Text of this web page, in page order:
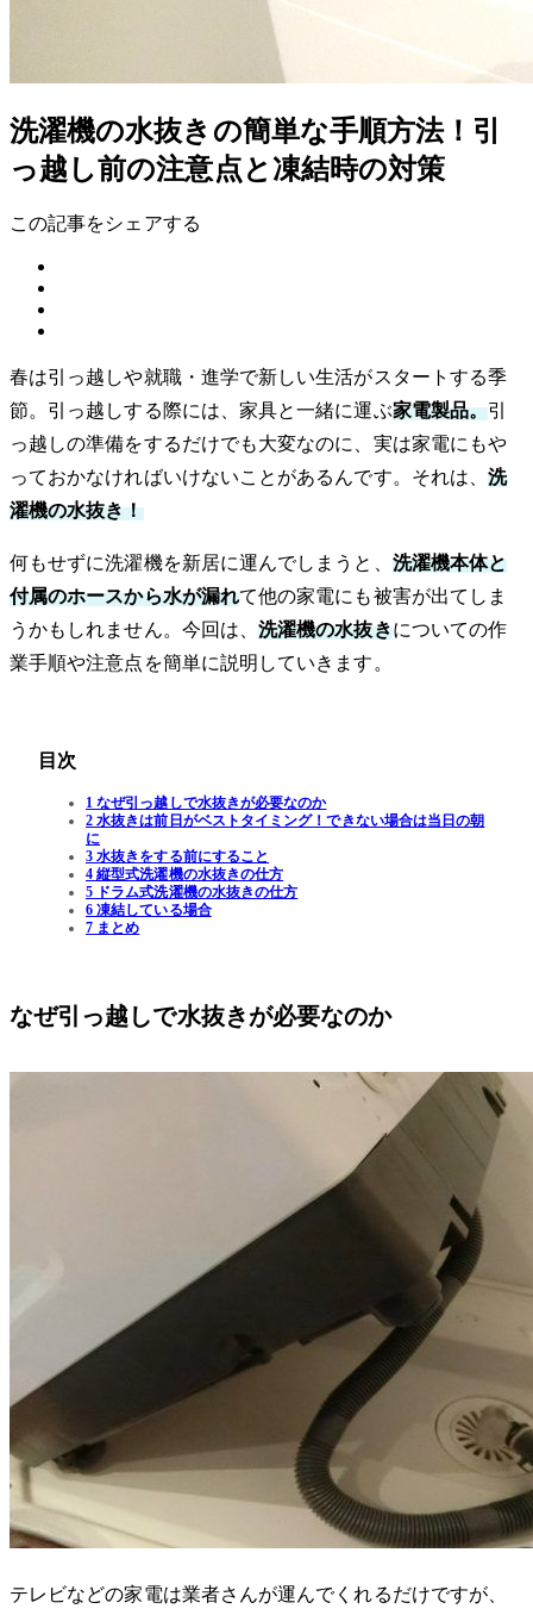
洗濯機の水抜きの簡単な手順方法！引
っ越し前の注意点と凍結時の対策
この記事をシェアする
春は引っ越しや就職・進学で新しい生活がスタートする季
節。引っ越しする際には、家具と一緒に運ぶ家電製品。引
っ越しの準備をするだけでも大変なのに、実は家電にもや
っておかなければいけないことがあるんです。それは、 洗
濯機の水抜き！
何もせずに洗濯機を新居に運んでしまうと、 洗濯機本体と
付属のホースから水が漏れて他の家電にも被害が出てしま
うかもしれません。今回は、洗濯機の水抜きについての作
業手順や注意点を簡単に説明していきます。
目次
1 なぜ引っ越しで水抜きが必要なのか
2 水抜きは前日がベストタイミング！できない場合は当日の朝
に
3 水抜きをする前にすること
4 縦型式洗濯機の水抜きの仕方
5 ドラム式洗濯機の水抜きの仕方
6 凍結している場合
7 まとめ
なぜ引っ越しで水抜きが必要なのか
テレビなどの家電は業者さんが運んでくれるだけですが、